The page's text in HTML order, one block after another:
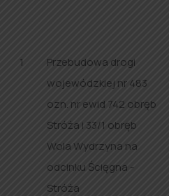
1
Przebudowa drogi
wojewódzkiej nr 483
ozn. nr ewid 742 obręb
Stróża i 33/1 obręb
Wola Wydrzyna na
odcinku Ścięgna -
Stróża